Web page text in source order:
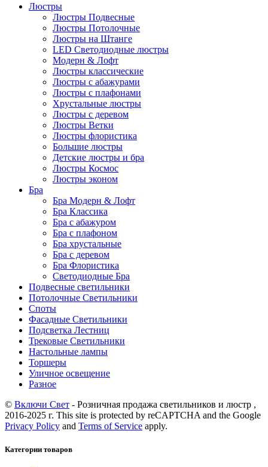
Люстры
Люстры Подвесные
Люстры Потолочные
Люстры на Штанге
LED Светодиодные люстры
Модерн & Лофт
Люстры классические
Люстры с абажурами
Люстры с плафонами
Хрустальные люстры
Люстры с деревом
Люстры Ветки
Люстры флористика
Большие люстры
Детские люстры и бра
Люстры Космос
Люстры эконом
Бра
Бра Модерн & Лофт
Бра Классика
Бра с абажуром
Бра с плафоном
Бра хрустальные
Бра с деревом
Бра Флористика
Светодиодные Бра
Подвесные светильники
Потолочные Светильники
Споты
Фасадные Светильники
Подсветка Лестниц
Трековые Светильники
Настольные лампы
Торшеры
Уличное освещение
Разное
© Включи Свет - Розничная продажа светильников и люстр ,
2016-2025 г. This site is protected by reCAPTCHA and the Google
Privacy Policy and Terms of Service apply.
Категории товаров